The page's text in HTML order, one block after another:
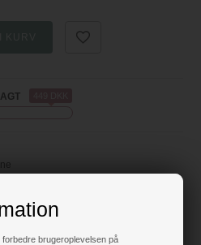
brugeroplevelsen på